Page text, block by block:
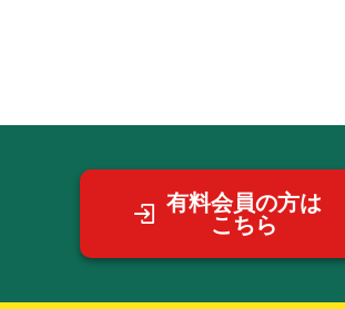
有料会員の方は
こちら